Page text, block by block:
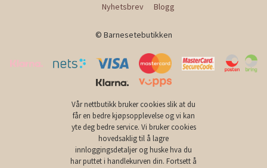
Nyhetsbrev Blogg
© Barnesetebutikken
Vår nettbutikk bruker cookies slik at du
får en bedre kjøpsopplevelse og vi kan
yte deg bedre service. Vi bruker cookies
hovedsaklig til å lagre
innloggingsdetaljer og huske hva du
har puttet i handlekurven din. Fortsett å